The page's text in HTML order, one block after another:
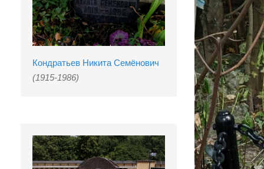
Кондратьев Никита Семёнович
(1915-1986)